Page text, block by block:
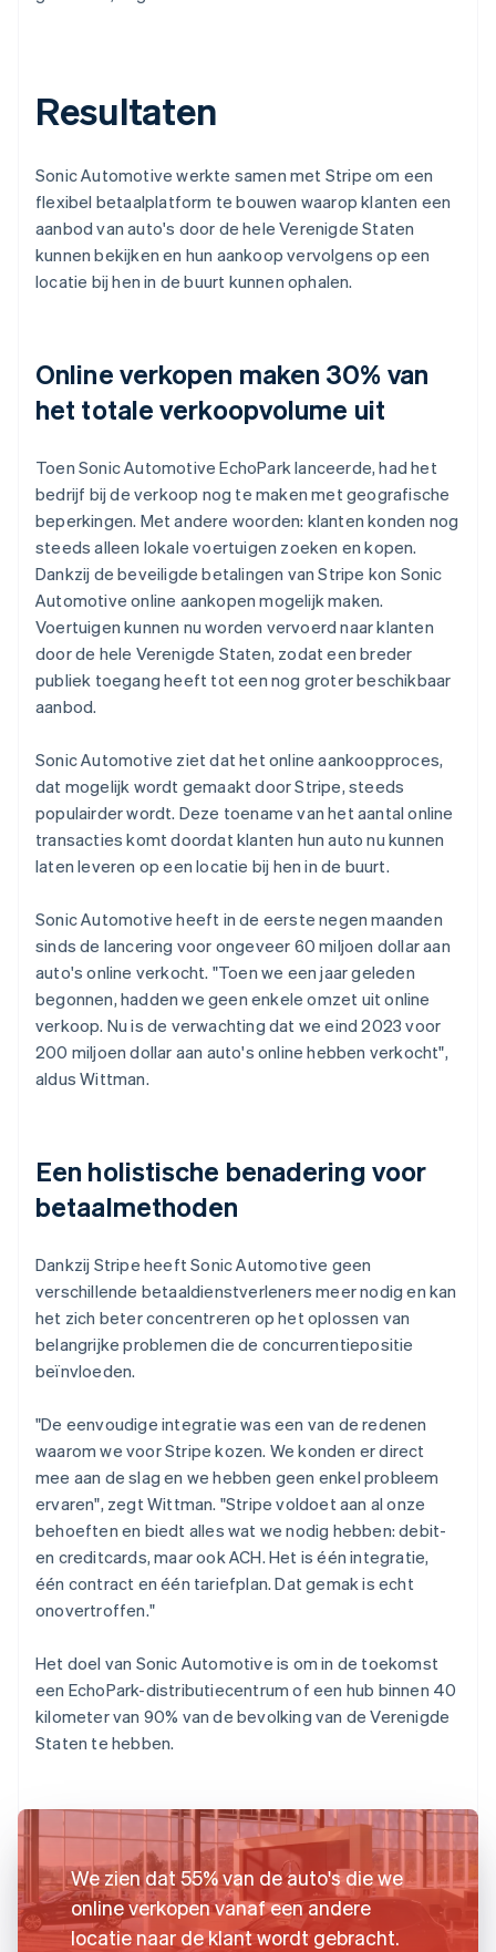
Resultaten
Sonic Automotive werkte samen met Stripe om een
flexibel betaalplatform te bouwen waarop klanten een
aanbod van auto's door de hele Verenigde Staten
kunnen bekijken en hun aankoop vervolgens op een
locatie bij hen in de buurt kunnen ophalen.
Online verkopen maken 30% van
het totale verkoopvolume uit
Toen Sonic Automotive EchoPark lanceerde, had het
bedrijf bij de verkoop nog te maken met geografische
beperkingen. Met andere woorden: klanten konden nog
steeds alleen lokale voertuigen zoeken en kopen.
Dankzij de beveiligde betalingen van Stripe kon Sonic
Automotive online aankopen mogelijk maken.
Voertuigen kunnen nu worden vervoerd naar klanten
door de hele Verenigde Staten, zodat een breder
publiek toegang heeft tot een nog groter beschikbaar
aanbod.
Sonic Automotive ziet dat het online aankoopproces,
dat mogelijk wordt gemaakt door Stripe, steeds
populairder wordt. Deze toename van het aantal online
transacties komt doordat klanten hun auto nu kunnen
laten leveren op een locatie bij hen in de buurt.
Sonic Automotive heeft in de eerste negen maanden
sinds de lancering voor ongeveer 60 miljoen dollar aan
auto's online verkocht. "Toen we een jaar geleden
begonnen, hadden we geen enkele omzet uit online
verkoop. Nu is de verwachting dat we eind 2023 voor
200 miljoen dollar aan auto's online hebben verkocht",
aldus Wittman.
Een holistische benadering voor
betaalmethoden
Dankzij Stripe heeft Sonic Automotive geen
verschillende betaaldienstverleners meer nodig en kan
het zich beter concentreren op het oplossen van
belangrijke problemen die de concurrentiepositie
beïnvloeden.
"De eenvoudige integratie was een van de redenen
waarom we voor Stripe kozen. We konden er direct
mee aan de slag en we hebben geen enkel probleem
ervaren", zegt Wittman. "Stripe voldoet aan al onze
behoeften en biedt alles wat we nodig hebben: debit-
en creditcards, maar ook ACH. Het is één integratie,
één contract en één tariefplan. Dat gemak is echt
onovertroffen."
Het doel van Sonic Automotive is om in de toekomst
een EchoPark-distributiecentrum of een hub binnen 40
kilometer van 90% van de bevolking van de Verenigde
Staten te hebben.
We zien dat 55% van de auto's die we
online verkopen vanaf een andere
locatie naar de klant wordt gebracht.